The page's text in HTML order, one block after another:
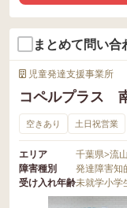
まとめて問い合
児童発達支援事業所
コペルプラス
空きあり 土日祝営業
エリア 千葉県>流
障害種別
発達障害知
受け入れ年齢未就学小学